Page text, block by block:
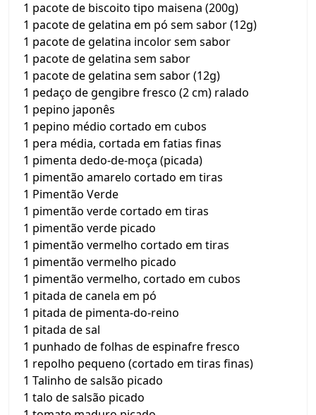
1 pacote de biscoito tipo maisena (200g)
1 pacote de gelatina em pó sem sabor (12g)
1 pacote de gelatina incolor sem sabor
1 pacote de gelatina sem sabor
1 pacote de gelatina sem sabor (12g)
1 pedaço de gengibre fresco (2 cm) ralado
1 pepino japonês
1 pepino médio cortado em cubos
1 pera média, cortada em fatias finas
1 pimenta dedo-de-moça (picada)
1 pimentão amarelo cortado em tiras
1 Pimentão Verde
1 pimentão verde cortado em tiras
1 pimentão verde picado
1 pimentão vermelho cortado em tiras
1 pimentão vermelho picado
1 pimentão vermelho, cortado em cubos
1 pitada de canela em pó
1 pitada de pimenta-do-reino
1 pitada de sal
1 punhado de folhas de espinafre fresco
1 repolho pequeno (cortado em tiras finas)
1 Talinho de salsão picado
1 talo de salsão picado